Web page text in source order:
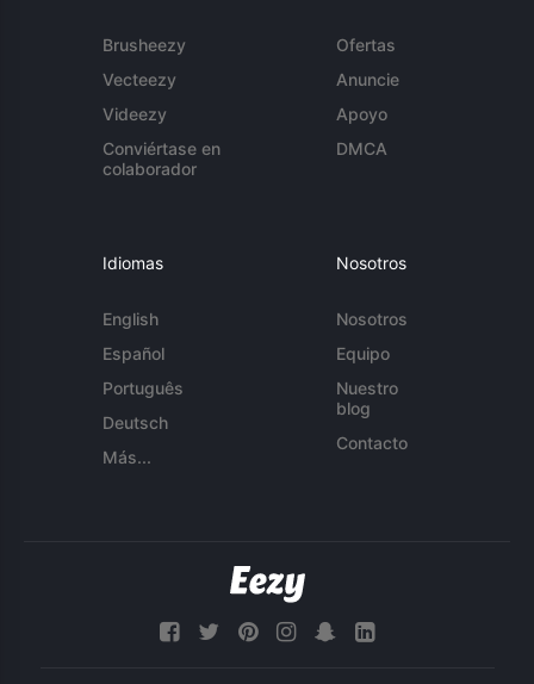
Brusheezy
Vecteezy
Videezy
Conviértase en
colaborador
Ofertas
Anuncie
Apoyo
DMCA
Idiomas
English
Español
Português
Deutsch
Más...
Nosotros
Nosotros
Equipo
Nuestro
blog
Contacto